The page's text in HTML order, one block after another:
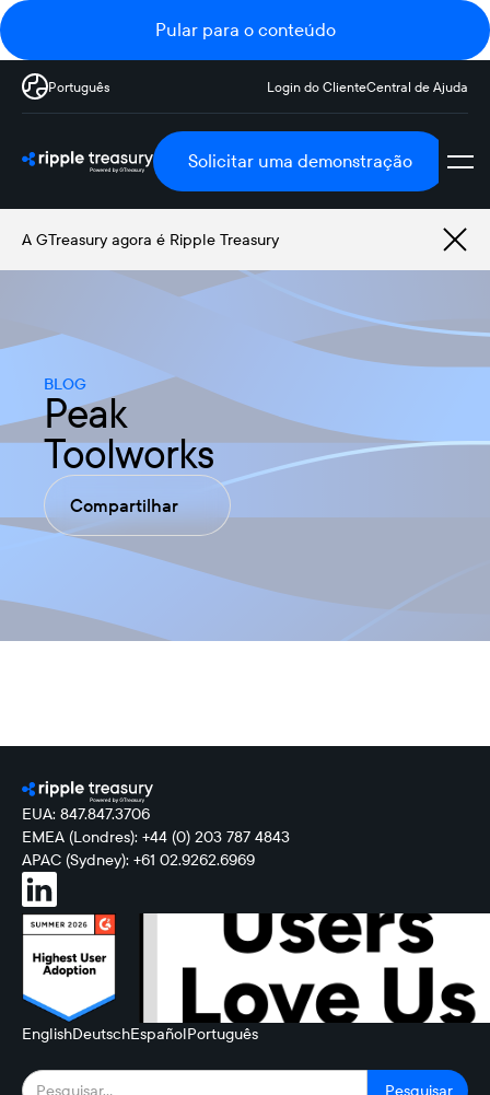
Pular para o conteúdo
Português Login do ClienteCentral de Ajuda
Solicitar uma demonstração
A GTreasury agora é Ripple Treasury
BLOG
Peak
Toolworks
Compartilhar
EUA: 847.847.3706
EMEA (Londres): +44 (0) 203 787 4843
APAC (Sydney): +61 02.9262.6969
EnglishDeutschEspañolPortuguês